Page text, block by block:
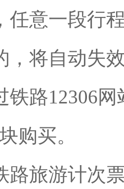
任意一段行
，将自动失
铁路12306网
购买。
游计次票